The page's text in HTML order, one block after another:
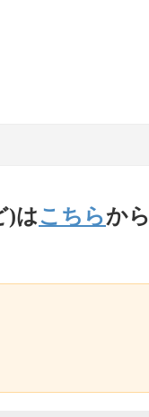
)はこちらから